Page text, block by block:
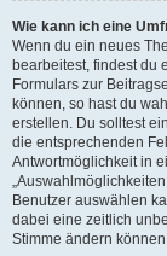
Wie kann ich eine
Wenn du ein neues
bearbeitest, findest du
Formulars zur
können, so hast du
erstellen. Du solltest
die entsprechenden
Antwortmöglichkeit in
Benutzer auswählen
dabei eine zeitlich
Stimme ändern